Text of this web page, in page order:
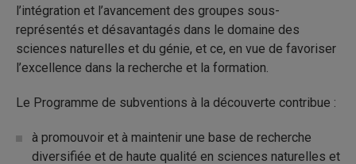
l’intégration et l’avancement des groupes sous-
représentés et désavantagés dans le domaine des
sciences naturelles et du génie, et ce, en vue de favoriser
l’excellence dans la recherche et la formation.
Le Programme de subventions à la découverte contribue :
à promouvoir et à maintenir une base de recherche
diversifiée et de haute qualité en sciences naturelles et